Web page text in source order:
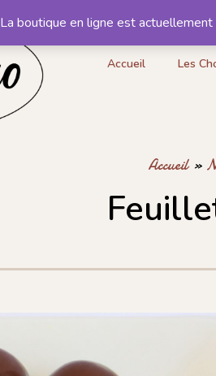
Accueil Les
Accueil»
La boutique en ligne est